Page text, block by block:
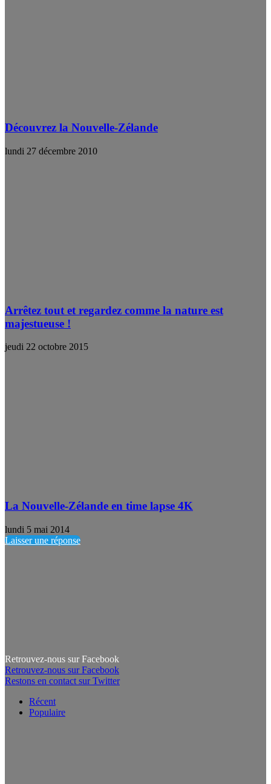
Découvrez la Nouvelle-Zélande
lundi 27 décembre 2010
Arrêtez tout et regardez comme la nature est
majestueuse !
jeudi 22 octobre 2015
La Nouvelle-Zélande en time lapse 4K
lundi 5 mai 2014
Laisser une réponse
Retrouvez-nous sur Facebook
Retrouvez-nous sur Facebook
Restons en contact sur Twitter
Récent
Populaire